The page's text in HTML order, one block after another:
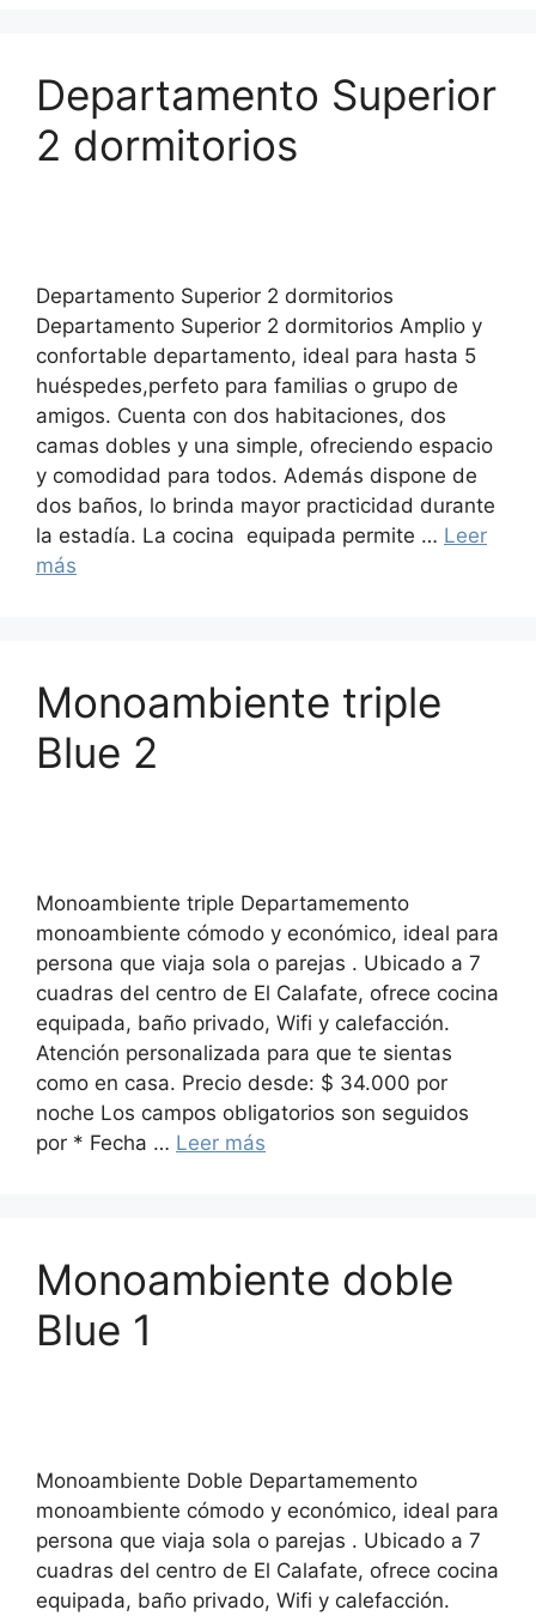
Departamento Superior
2 dormitorios
Departamento Superior 2 dormitorios
Departamento Superior 2 dormitorios Amplio y
confortable departamento, ideal para hasta 5
huéspedes,perfeto para familias o grupo de
amigos. Cuenta con dos habitaciones, dos
camas dobles y una simple, ofreciendo espacio
y comodidad para todos. Además dispone de
dos baños, lo brinda mayor practicidad durante
la estadía. La cocina equipada permite … Leer
más
Monoambiente triple
Blue 2
Monoambiente triple Departamemento
monoambiente cómodo y económico, ideal para
persona que viaja sola o parejas . Ubicado a 7
cuadras del centro de El Calafate, ofrece cocina
equipada, baño privado, Wifi y calefacción.
Atención personalizada para que te sientas
como en casa. Precio desde: $ 34.000 por
noche Los campos obligatorios son seguidos
por * Fecha … Leer más
Monoambiente doble
Blue 1
Monoambiente Doble Departamemento
monoambiente cómodo y económico, ideal para
persona que viaja sola o parejas . Ubicado a 7
cuadras del centro de El Calafate, ofrece cocina
equipada, baño privado, Wifi y calefacción.